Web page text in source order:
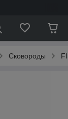
Сковороды